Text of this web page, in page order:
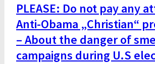
PLEASE: Do not pay any
Anti-Obama „Christian“
– About the danger of
campaigns during U.S